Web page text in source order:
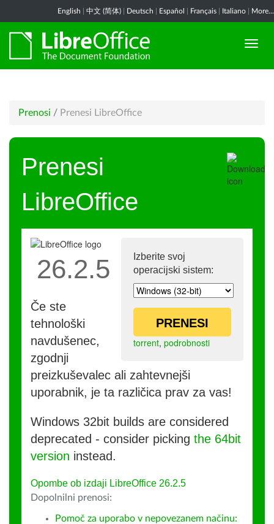
English 中文 (简体) Deutsch Español Français Italiano More...
Prenosi / Prenesi LibreOffice
Prenesi
LibreOffice
Izberite svoj
operacijski sistem:
PRENESI
torrent, podrobnosti
26.2.5
Če ste
tehnološki
navdušenec,
zgodnji
preizkuševalec ali zahtevnejši
uporabnik, je ta različica prav za vas!
Windows 32bit builds are considered
deprecated - consider picking the 64bit
version instead.
Opombe ob izdaji LibreOffice 26.2.5
Dopolnilni prenosi:
Pomoč za uporabo v nepovezanem načinu: